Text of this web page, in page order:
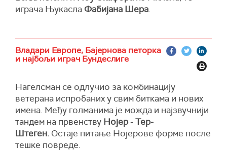
играча Њукасла Фабијана Шера.
Владари Европе, Бајернова петорка
и најбољи играч Бундеслиге
Нагелсман се одлучио за комбинацију
ветерана испробаних у свим биткама и нових
имена. Међу голманима је можда и најзвучнији
тандем на првенству Нојер-Тер-
Штеген. Остаје питање Нојерове форме после
тешке повреде.